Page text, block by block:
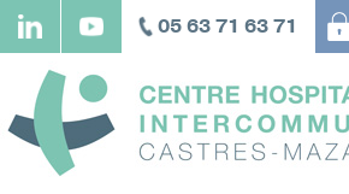
Aller
principal
05 63 71 63 71